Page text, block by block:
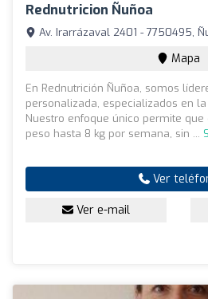
Rednutricion Ñuñoa
Av. Irarrázaval 2401 - 7750495,
Mapa
En Rednutrición Ñuñoa, somos
personalizada, especializados en
Nuestro enfoque único permite
peso hasta 8 kg por semana, sin ...
Ver
Ver e-mail